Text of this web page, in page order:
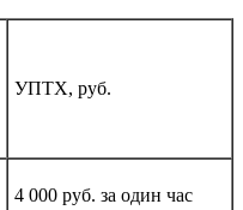
УПТХ, руб.
4 000 руб. за один час